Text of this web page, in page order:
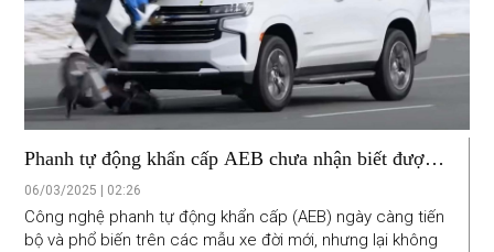
Phanh tự động khẩn cấp AEB chưa nhận biết được
xe máy
06/03/2025 | 02:26
Công nghệ phanh tự động khẩn cấp (AEB) ngày càng tiến
bộ và phổ biến trên các mẫu xe đời mới, nhưng lại không